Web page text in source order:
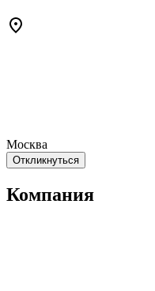
Москва
Откликнуться
Компания